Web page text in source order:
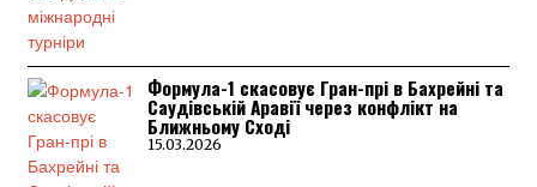
Формула-1 скасовує Гран-прі в Бахрейні та
Саудівській Аравії через конфлікт на
Ближньому Сході
15.03.2026